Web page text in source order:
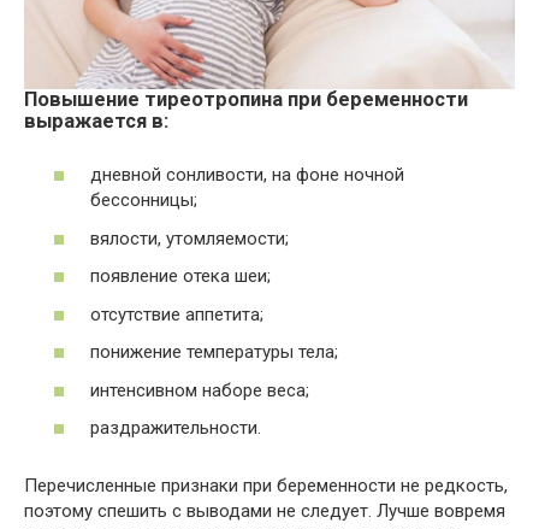
Повышение тиреотропина при беременности
выражается в:
дневной сонливости, на фоне ночной
бессонницы;
вялости, утомляемости;
появление отека шеи;
отсутствие аппетита;
понижение температуры тела;
интенсивном наборе веса;
раздражительности.
Перечисленные признаки при беременности не редкость,
поэтому спешить с выводами не следует. Лучше вовремя